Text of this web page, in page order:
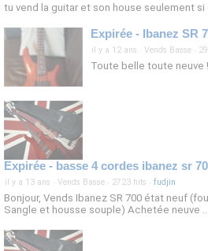
tu vend la guitar et son house seulement si
Expirée - Ibanez SR
il y a 12 ans · Vends Basse ·
Toute belle toute neuve !
Expirée - basse 4 cordes ibanez sr
il y a 13 ans · Vends Basse · 2723 hits · fudjin
Bonjour, Vends Ibanez SR 700 état neuf
Sangle et housse souple) Achetée neuve ...